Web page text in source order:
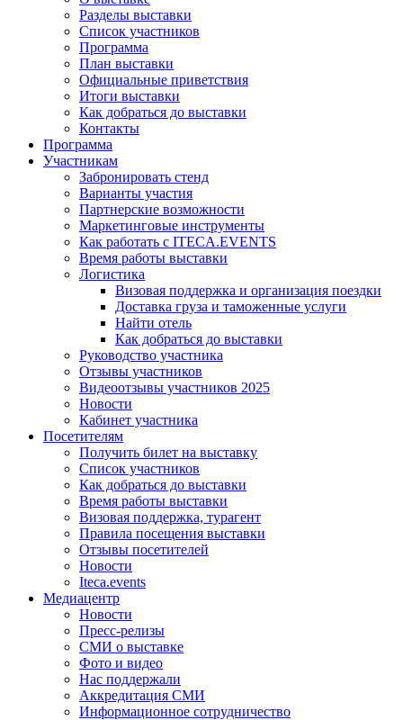
Разделы выставки
Список участников
Программа
План выставки
Официальные приветствия
Итоги выставки
Как добраться до выставки
Контакты
Программа
Участникам
Забронировать стенд
Варианты участия
Партнерские возможности
Маркетинговые инструменты
Как работать с ITECA.EVENTS
Время работы выставки
Логистика
Визовая поддержка и организация поездки
Доставка груза и таможенные услуги
Найти отель
Как добраться до выставки
Руководство участника
Отзывы участников
Видеоотзывы участников 2025
Новости
Кабинет участника
Посетителям
Получить билет на выставку
Список участников
Как добраться до выставки
Время работы выставки
Визовая поддержка, турагент
Правила посещения выставки
Отзывы посетителей
Новости
Iteca.events
Медиацентр
Новости
Пресс-релизы
СМИ о выставке
Фото и видео
Нас поддержали
Аккредитация СМИ
Информационное сотрудничество